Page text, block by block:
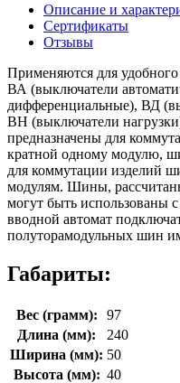
Описание и
Сертификаты
Отзывы
Применяются для
ВА (выключатели
дифференциальные), ВД
ВН (выключатели
предназначены для
кратной одному модулю,
для коммутации изделий
модулям. Шины,
могут быть использованы
вводной автомат
полуторамодульных шин
Габариты:
Вес (грамм):
97
Длина (мм):
240
Ширина (мм): 50
Высота (мм): 40